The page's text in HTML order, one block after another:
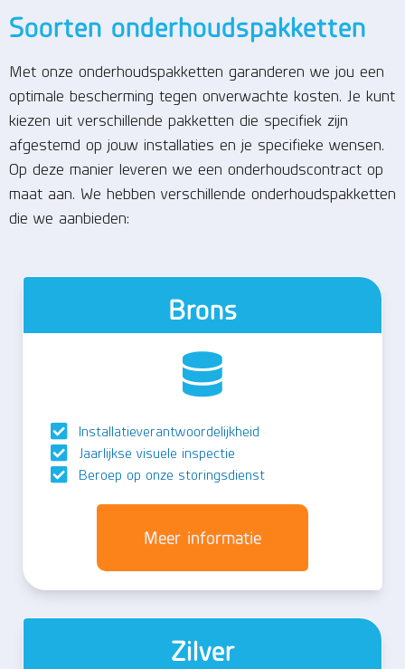
Soorten onderhoudspakketten
Met onze onderhoudspakketten garanderen we jou een
optimale bescherming tegen onverwachte kosten. Je kunt
kiezen uit verschillende pakketten die specifiek zijn
afgestemd op jouw installaties en je specifieke wensen.
Op deze manier leveren we een onderhoudscontract op
maat aan. We hebben verschillende onderhoudspakketten
die we aanbieden:
Brons
Installatieverantwoordelijkheid
Jaarlijkse visuele inspectie
Beroep op onze storingsdienst
Meer informatie
Zilver